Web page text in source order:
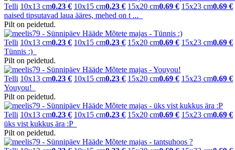
Telli 10x13 cm0.23 € 10x15 cm0.23 € 15x20 cm0.69 € 15x23 cm0.69 €
naised tipsutavad laua ääres, mehed on t ...
Pilt on peidetud.
Telli 10x13 cm0.23 € 10x15 cm0.23 € 15x20 cm0.69 € 15x23 cm0.69 €
Tünnis :)
Pilt on peidetud.
Telli 10x13 cm0.23 € 10x15 cm0.23 € 15x20 cm0.69 € 15x23 cm0.69 €
Youyou!
Pilt on peidetud.
Telli 10x13 cm0.23 € 10x15 cm0.23 € 15x20 cm0.69 € 15x23 cm0.69 €
üks vist kukkus ära :P
Pilt on peidetud.